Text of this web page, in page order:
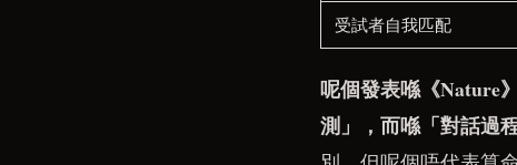
受試者自我匹配
呢個發表喺《Nature
測」，而喺「對話過程